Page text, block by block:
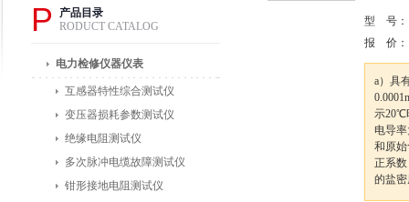
P
产品目录
RODUCT CATALOG
电力检修仪器仪表
互感器特性综合测试仪
变压器损耗参数测试仪
绝缘电阻测试仪
多次脉冲电缆故障测试仪
钳形接地电阻测试仪
型 号：
报 价：
a）具
示20℃
电导
和原
正系
的盐